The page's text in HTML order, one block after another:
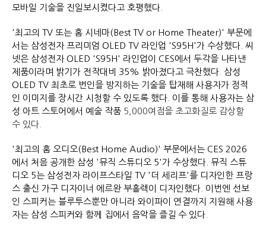
모바일 기술을 진일보시켰다고 호평했다.
'최고의 TV 또는 홈 시네마(Best TV or Home Theater)' 부문에
서는 삼성전자 프리미엄 OLED TV 라인업 'S95H'가 수상했다. 씨
넷은 삼성전자 OLED 'S95H' 라인업이 CES에서 두각을 나타낸
제품이라며 밝기가 전작대비 35% 밝아졌다고 극찬했다. 삼성
OLED TV 최초로 번인을 방지하는 기술을 탑재해 사용자가 정적
인 이미지를 장시간 시청할 수 있도록 했다. 이를 통해 사용자는 삼
성 아트 스토어에서 예술 작품 5,000여점을 초고화질로 감상할
수 있다.
'최고의 홈 오디오(Best Home Audio)' 부문에서는 CES 2026
에서 처음 공개한 삼성 '뮤직 스튜디오 5'가 수상했다. 뮤직 스튜
디오 5는 삼성전자 라이프스타일 TV '더 세리프'를 디자인한 프랑
스 출신 가구 디자이너 에르완 부홀렉이 디자인했다. 이번엔 선보
인 스피커는 블루투스뿐만 아니라 와이파이 연결까지 지원해 사용
자는 삼성 스피커와 함께 집에서 음악을 즐길 수 있다.